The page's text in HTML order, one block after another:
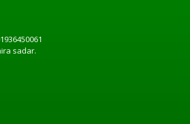
sadar.